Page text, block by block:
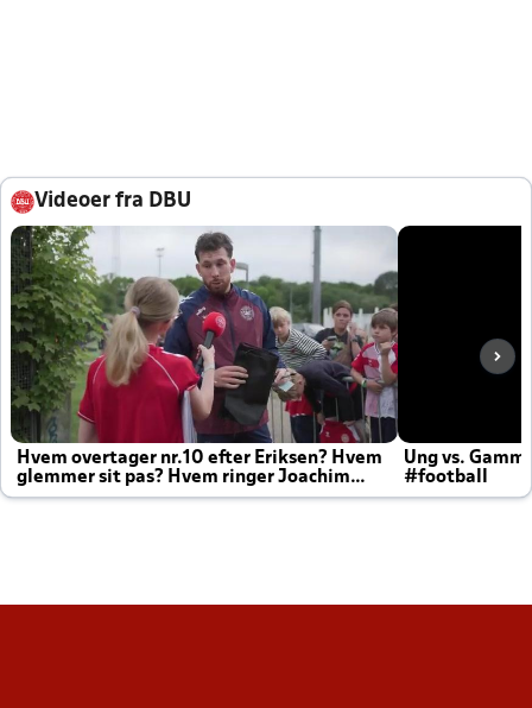
Videoer fra DBU
Hvem overtager nr.10 efter Eriksen? Hvem
glemmer sit pas? Hvem ringer Joachim
altid til efter kampe?
Ung vs.
#football